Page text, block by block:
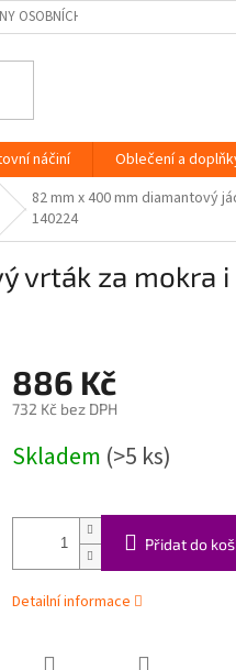
OSOBNÍCH ÚDAJŮ
náčiní Oblečení a
82 mm x 400 mm diamantový
140224
vrták za mokra i
886 Kč
732 Kč bez DPH
cena:
Skladem (>5 ks)
Přidat do
Detailní informace